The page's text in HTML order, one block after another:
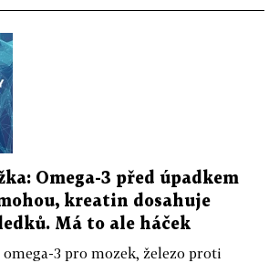
Omega-3 před úpadkem
kreatin dosahuje
Má to ale háček
3 pro mozek, železo proti